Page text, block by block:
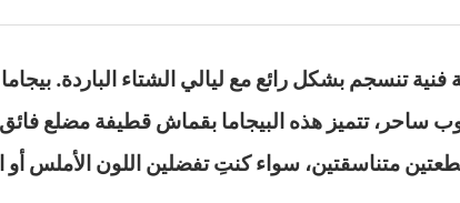
تنسجم بشكل رائع مع ليالي الشتاء الباردة.
ساحر، تتميز هذه البيجاما بقماش قطيفة مضلع
بقطعتين متناسقتين، سواء كنتِ تفضلين اللون الأملس